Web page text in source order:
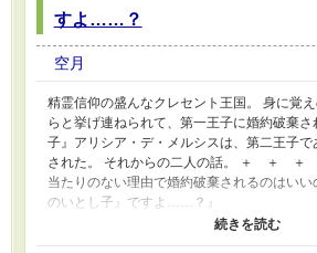
すよ……？
空月
精霊信仰の盛んなクレセント王国。 身に覚
らと挙げ連ねられて、第一王子に婚約破棄さ
子』アリシア・デ・メルシスは、第二王子
された。 それからの二人の話。 ＋ ＋
当たりのない理由で婚約破棄されるのはい
のいとし子』ですよ……？』
（https://www.alphapolis.co.jp/novel/
カイン王子視点